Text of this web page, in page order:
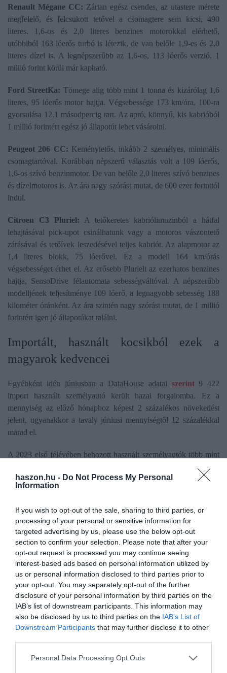
haszon.hu - Do Not Process My Personal
Information
If you wish to opt-out of the sale, sharing to third parties, or
processing of your personal or sensitive information for
targeted advertising by us, please use the below opt-out
section to confirm your selection. Please note that after your
opt-out request is processed you may continue seeing
interest-based ads based on personal information utilized by
us or personal information disclosed to third parties prior to
your opt-out. You may separately opt-out of the further
disclosure of your personal information by third parties on the
IAB’s list of downstream participants. This information may
also be disclosed by us to third parties on the IAB’s List of
Downstream Participants that may further disclose it to other
Please note that this website/app uses one or more Google
Personal Data Processing Opt Outs
Renault Mégane CC: Zártan egész csendes, az utastere mérete
megfelelő, és felcsukott tetővel a csomagtere sem kicsi, 490
literes. 1,6-os és 2,0 literes benzines motorokkal elérhető,
utóbbiból 163 lóerős turbó is létezik, de van belőle 1,9-es és 2,0
literes dízel is. A legnépszerűbb az 1,6-os, 113 lóerős verzió. 1
millió forint körül már kapható.
Ford StreetKa: Tömege alig több mint 1 tonna és kizárólag 1,6
literes, 95 lóerős motor hajtja. Végsebessége 173 km/óra, 100-ra
gyorsulása 12,1 másodpercig tart. Az apró, könnyű, kis kabrióból
1 millió forintért egész jó állapotút lehet vásárolni.
Peugeot 206 CC: Keménytetős, inkább 2 személyes, minimális
csomagtartóval. Korábban népszerű választás volt a 109 lóerős,
1,6-os szívó benzinmotor. De van belőle 2,0 literes szívó benzines
és dízelmotoros is. Az ára nagy szórást mutat, de 600 ezer forinttól
indul.
Citroen C3 Pluriel: A tetőkeretes kabriólimuzinból a hátfal
lehajtásával pick-upot csinálhatunk vagy a motoros vászontető
zárásával és tetőívek leszedésével teljes kabriót. Az alapmotor az
1,4 literes blokk, 75 lóerővel. Ez a modell 164 km/órás
végsebességet érhet el. Az erősebb Plurielt az ezerhatos benzines
hajtja, SensoDrive félautomata sebességváltóval. A népszerűbb
modelljének teljesítménye 109 lóerő, a legnagyobb sebesség 188
kilométer óránként. Az ára szintén nagy szórást mutat, de 1 millió
forintért igen jó állapotúkat találni.
Importált, használt kocsikból ezek a
magyarok kedvencei
Egyébként idén júniusban a DataHouse adatai szerint9 422
import használt személyautó került hazai forgalomba. Ez a
mennyiség az előző hónaphoz képest 2 százalékos növekedést
jelent, ugyanakkor a tavaly júniusi mennyiségtől 12 százalékkal
marad el.
A 2023 első félévében behozott használt személyautók több mint
harminc százalékát három márka: a Volkswagen (12,6%), az Opel
(9,1%) és a Ford (9%) gyártmányai teszik ki. Ezeket a márkákat
az Audi, a Mercedes és a BMW követte a listán. A Toyota a
vissza.
A használtautó-import mennyisége az év első félévében összesen
53 524 volt, ami 22 százalékkal marad el az előző év hasonló
időszakában regisztrált 68 969-es értéktől. Ugyanebben az
időszakban a hazai autópark másik utánpótlási forrásának számító
újautó-eladások száma 57 559 volt, ami alig néhány tized
százalékkal múlja felül az egy évvel korábbi 57 408-as
mennyiséget.
autó kabrio használt árak vásárlás